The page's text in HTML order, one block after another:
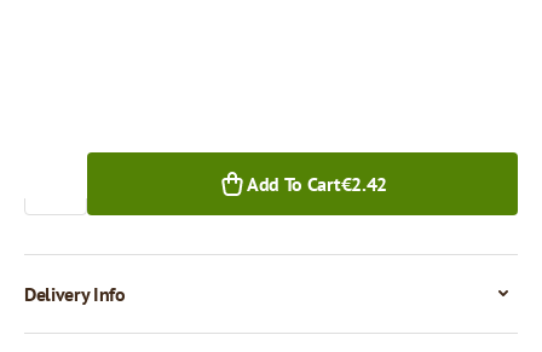
Add To Cart€2.42
Delivery Info